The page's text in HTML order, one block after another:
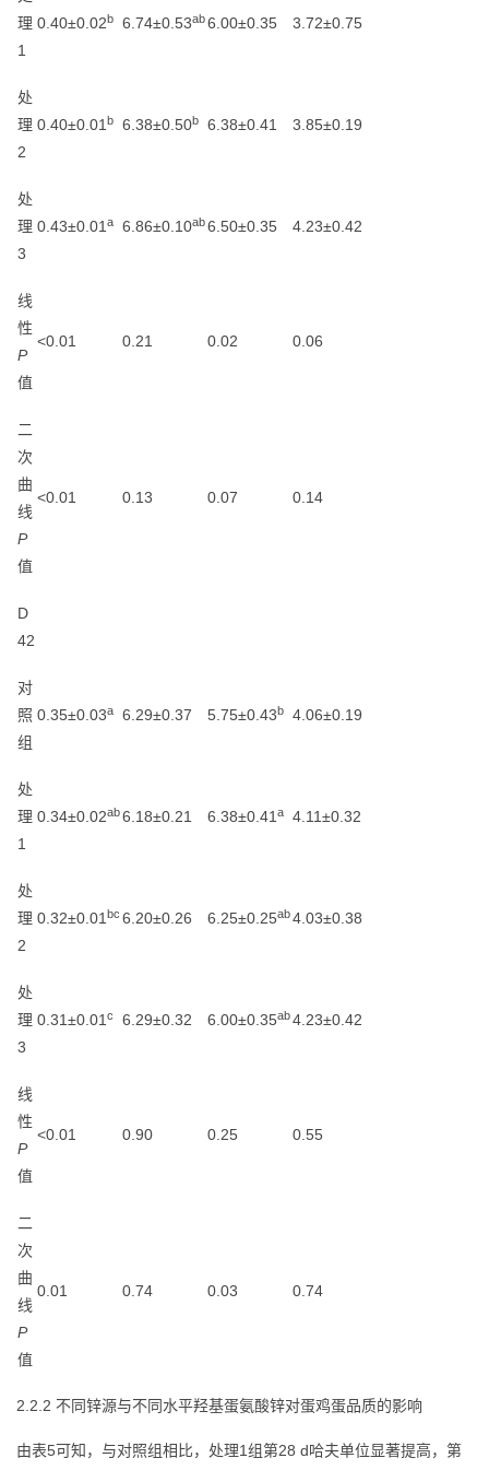
理
1
0.40±0.02b 6.74±0.53ab6.00±0.35 3.72±0.75
处
理
2
0.40±0.01b 6.38±0.50b 6.38±0.41 3.85±0.19
处
理
3
0.43±0.01a 6.86±0.10ab6.50±0.35 4.23±0.42
线
性
P
值
<0.01 0.21 0.02 0.06
二
次
曲
线
P
值
<0.01 0.13 0.07 0.14
D
42
对
照
组
0.35±0.03a 6.29±0.37 5.75±0.43b 4.06±0.19
处
理
1
0.34±0.02ab6.18±0.21 6.38±0.41a 4.11±0.32
处
理
2
0.32±0.01bc 6.20±0.26 6.25±0.25ab4.03±0.38
处
理
3
0.31±0.01c 6.29±0.32 6.00±0.35ab4.23±0.42
线
性
P
值
<0.01 0.90 0.25 0.55
二
次
曲
线
P
值
0.01 0.74 0.03 0.74
2.2.2 不同锌源与不同水平羟基蛋氨酸锌对蛋鸡蛋品质的影响
由表5可知，与对照组相比，处理1组第28 d哈夫单位显著提高，第